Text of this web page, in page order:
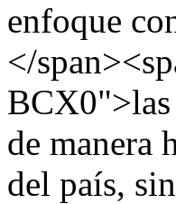
enfoque
</
BCX0">las
de manera
del país,